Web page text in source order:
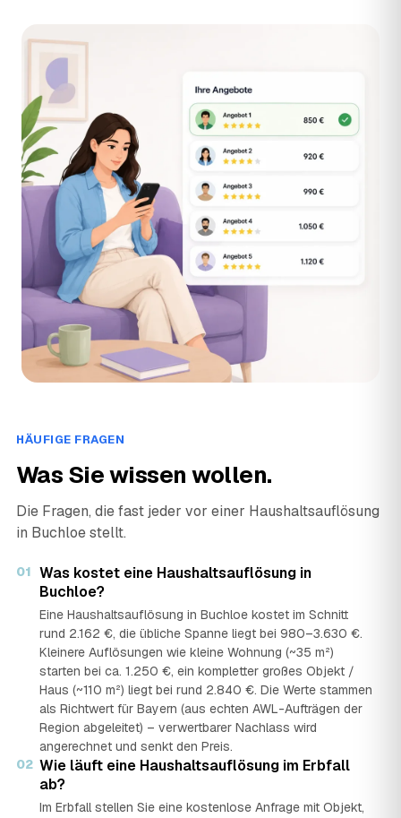
HÄUFIGE FRAGEN
Was Sie wissen wollen.
Die Fragen, die fast jeder vor einer Haushaltsauflösung
in Buchloe stellt.
01 Was kostet eine Haushaltsauflösung in
Buchloe?
Eine Haushaltsauflösung in Buchloe kostet im Schnitt
rund 2.162 €, die übliche Spanne liegt bei 980–3.630 €.
Kleinere Auflösungen wie kleine Wohnung (~35 m²)
starten bei ca. 1.250 €, ein kompletter großes Objekt /
Haus (~110 m²) liegt bei rund 2.840 €. Die Werte stammen
als Richtwert für Bayern (aus echten AWL-Aufträgen der
Region abgeleitet) – verwertbarer Nachlass wird
angerechnet und senkt den Preis.
02 Wie läuft eine Haushaltsauflösung im Erbfall
ab?
Im Erbfall stellen Sie eine kostenlose Anfrage mit Objekt,